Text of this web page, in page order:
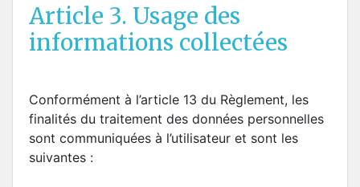
Article 3. Usage des
informations collectées
Conformément à l’article 13 du Règlement, les
finalités du traitement des données personnelles
sont communiquées à l’utilisateur et sont les
suivantes :